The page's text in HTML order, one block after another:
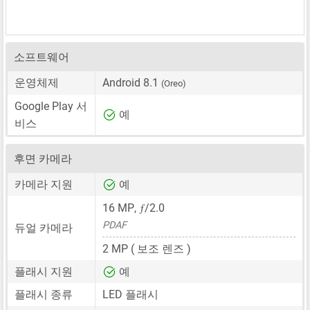
소프트웨어
운영체제
Android 8.1 (Oreo)
Google Play 서
비스
예
후면 카메라
카메라 지원
예
듀얼 카메라
16 MP, ƒ/2.0
PDAF
2 MP ( 보조 렌즈 )
플래시 지원
예
플래시 종류
LED 플래시